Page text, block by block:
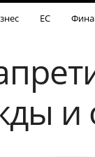
ЕС
и